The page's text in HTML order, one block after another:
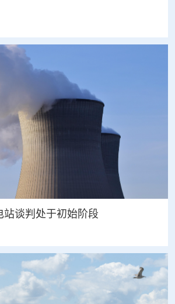
站谈判处于初始阶段